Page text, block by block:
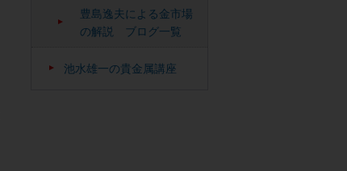
豊島逸夫による金市場
の解説 ブログ一覧
池水雄一の貴金属講座